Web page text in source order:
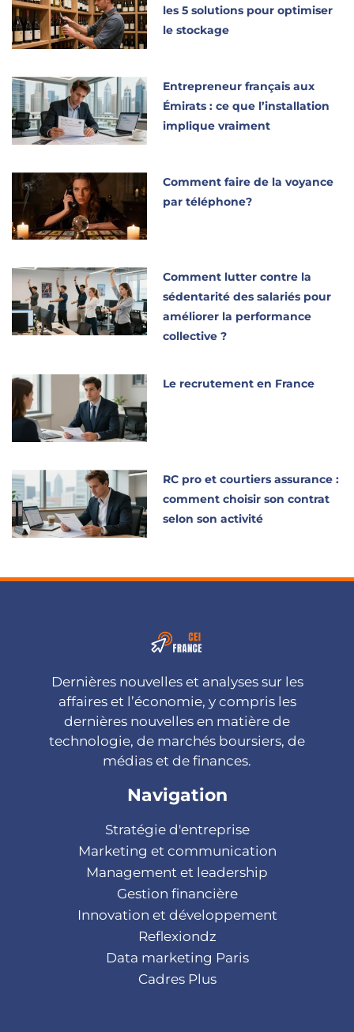
les 5 solutions pour optimiser
le stockage
Entrepreneur français aux
Émirats : ce que l’installation
implique vraiment
Comment faire de la voyance
par téléphone?
Comment lutter contre la
sédentarité des salariés pour
améliorer la performance
collective ?
Le recrutement en France
RC pro et courtiers assurance :
comment choisir son contrat
selon son activité
Dernières nouvelles et analyses sur les
affaires et l’économie, y compris les
dernières nouvelles en matière de
technologie, de marchés boursiers, de
médias et de finances.
Navigation
Stratégie d'entreprise
Marketing et communication
Management et leadership
Gestion financière
Innovation et développement
Reflexiondz
Data marketing Paris
Cadres Plus